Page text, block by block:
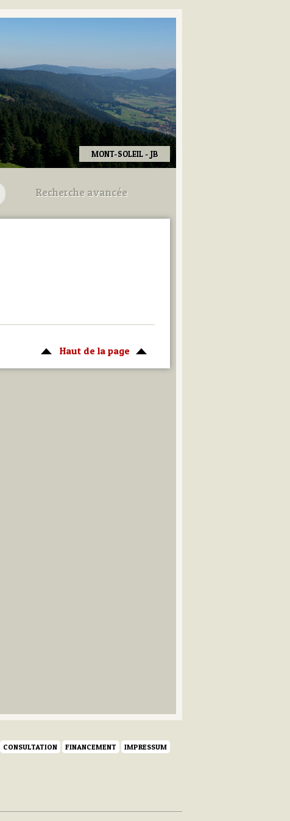
MONT-SOLEIL - JB
Recherche avancée
Utilisez les champs ci-dessous
Haut de la page
CONSULTATION FINANCEMENT IMPRESSUM